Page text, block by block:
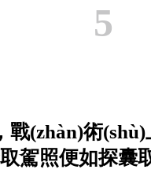
5
(zhàn)術(shù)
駕照便如探囊取